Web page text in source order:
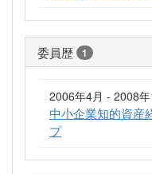
委員歴 1
2006年4月 - 2008年
中小企業知的資産
プ